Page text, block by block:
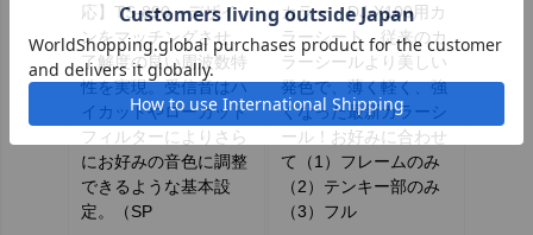
応】TS-890 デザイ
ンをマッチングさせ、
了解度の良い周波数特
性を実現。受信音はハ
イカットやローカット
フィルターによりさら
にお好みの音色に調整
できるような基本設
定。（SP
カラー DJ-X100用カ
ラーシート 従来のカ
ラーシールより美しい
発色で、薄く軽く、強
くなった最新カラーシ
ール！お好みに合わせ
て（1）フレームのみ
（2）テンキー部のみ
（3）フル